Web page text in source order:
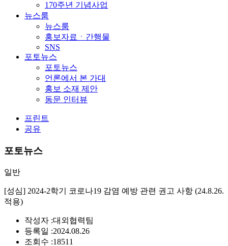
170주년 기념사업
뉴스룸
뉴스룸
홍보자료ㆍ간행물
SNS
포토뉴스
포토뉴스
언론에서 본 가대
홍보 소재 제안
동문 인터뷰
프린트
공유
포토뉴스
일반
[성심] 2024-2학기 코로나19 감염 예방 관련 권고 사항 (24.8.26.
적용)
작성자 :대외협력팀
등록일 :2024.08.26
조회수 :18511